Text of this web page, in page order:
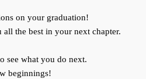
on your graduation!
the best in your next chapter.
see what you do next.
beginnings!